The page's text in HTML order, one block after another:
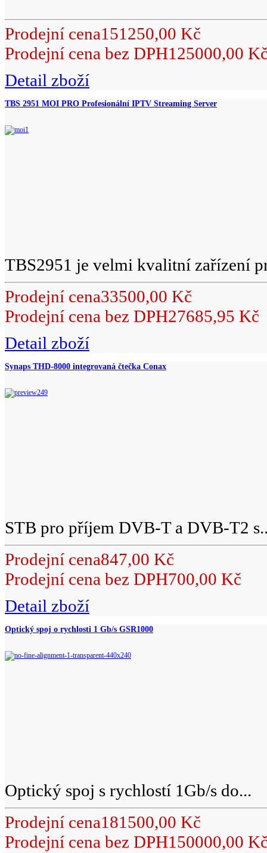
Prodejní cena151250,00 Kč
Prodejní cena bez DPH125000,00
Detail zboží
TBS 2951 MOI PRO Profesionální IPTV Streaming Server
TBS2951 je velmi kvalitní zařízení
Prodejní cena33500,00 Kč
Prodejní cena bez DPH27685,95 Kč
Detail zboží
Synaps THD-8000 integrovaná čtečka Conax
STB pro příjem DVB-T a DVB-T2
Prodejní cena847,00 Kč
Prodejní cena bez DPH700,00 Kč
Detail zboží
Optický spoj o rychlosti 1 Gb/s GSR1000
Optický spoj s rychlostí 1Gb/s do...
Prodejní cena181500,00 Kč
Prodejní cena bez DPH150000,00